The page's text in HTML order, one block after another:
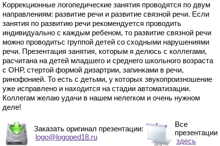
Коррекционные логопедические занятия проводятся по двум
направлениям: развитие речи и развитие связной речи. Если
занятия по развитию речи рекомендуется проводить
индивидуально с каждым ребеном, то развитие связной речи
можно проводитьс группой детей со сходными нарушениями
речи. Презентация занятия, которым я делюсь с коллегами,
расчитана на детей младшего и среднего школьного возраста
с ОНР, стертой формой дизартрии, запинками в речи,
ринофонией. То есть с детьми, у которых звукопроизношение
уже исправлено и находится на стадии автоматизации.
Коллегам желаю удачи в нашем нелегком и очень нужном
деле!
Заказать оригинал презентации:
logo@logoped18.ru
Все
презентации
здесь